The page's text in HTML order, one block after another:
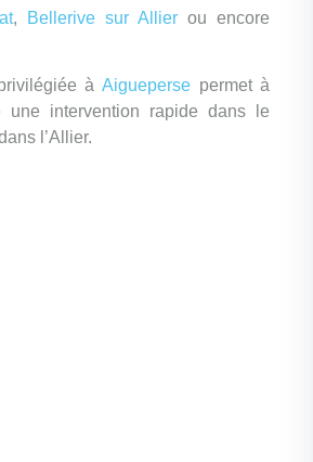
, Bellerive sur Allier ou encore
àAigueperse permet à
une intervention rapide dans le
l’Allier.